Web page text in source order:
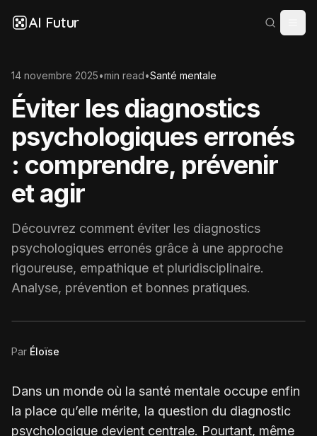
AI Futur
14 novembre 2025•min read•Santé mentale
Éviter les diagnostics
psychologiques erronés
: comprendre, prévenir
et agir
Découvrez comment éviter les diagnostics
psychologiques erronés grâce à une approche
rigoureuse, empathique et pluridisciplinaire.
Analyse, prévention et bonnes pratiques.
Par Éloïse
Dans un monde où la santé mentale occupe enfin
la place qu’elle mérite, la question du diagnostic
psychologique devient centrale. Pourtant, même